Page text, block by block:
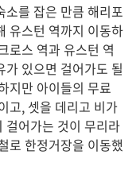
소를 잡은 만큼 해리포
유스턴 역까지 이동하
로스 역과 유스턴 역
있으면 걸어가도 될
지만 아이들의 무료
고, 셋을 데리고 비가
걸어가는 것이 무리라
로 한정거장을 이동했